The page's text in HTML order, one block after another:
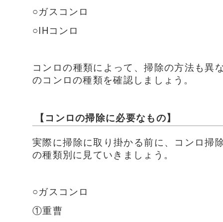
○ガスコンロ
○IHコンロ
コンロの種類によって、掃除の方法も異
のコンロの種類を確認しましょう。
【コンロの掃除に必要なもの】
実際に掃除に取り掛かる前に、コンロ掃
の種類別に見ていきましょう。
○ガスコンロ
①重曹